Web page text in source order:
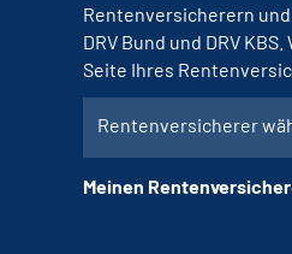
Rentenversicherern
DRV Bund und DRV
Seite Ihres
Rentenversicherer
Meinen